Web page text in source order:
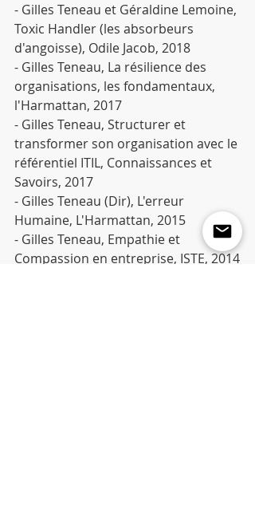
- Gilles Teneau et Géraldine Lemoine,
Toxic Handler (les absorbeurs
d'angoisse), Odile Jacob, 2018
- Gilles Teneau, La résilience des
organisations, les fondamentaux,
l'Harmattan, 2017
- Gilles Teneau, Structurer et
transformer son organisation avec le
référentiel ITIL, Connaissances et
Savoirs, 2017
- Gilles Teneau (Dir), L'erreur
Humaine, L'Harmattan, 2015
- Gilles Teneau, Empathie et
Compassion en entreprise, ISTE, 2014